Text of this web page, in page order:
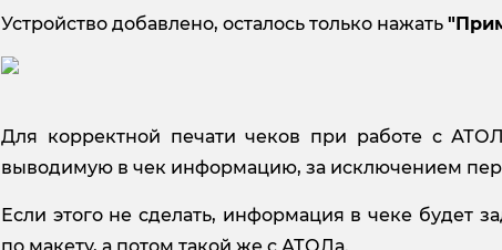
Устройство добавлено, осталось только нажать
Для корректной печати чеков при работе с
выводимую в чек информацию, за исключением
Если этого не сделать, информация в чеке будет
по макету, а потом такой же с АТОЛа.